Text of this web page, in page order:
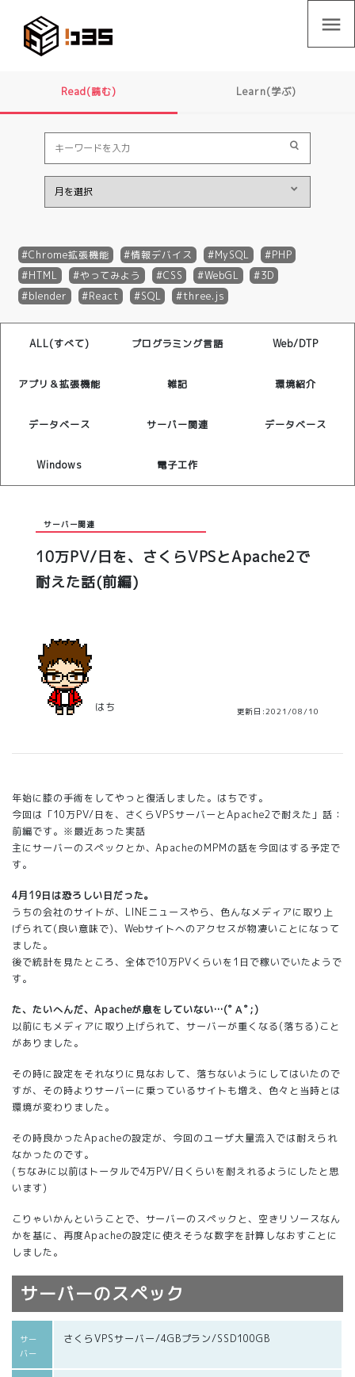
menu
Read(読む) Learn(学ぶ)
Chrome拡張機能 情報デバイス MySQL
PHP
HTML
やってみよう CSS WebGL
3D
blender
React SQL three.js
ALL(すべて) プログラミング言語 Web/DTP
アプリ＆拡張機能 雑記 環境紹介
データベース サーバー関連 データベース
Windows 電子工作
サーバー関連
10万PV/日を、さくらVPSとApache2で
耐えた話(前編)
はち 更新日:2021/08/10
年始に膝の手術をしてやっと復活しました。はちです。
今回は「10万PV/日を、さくらVPSサーバーとApache2で耐えた」話：
前編です。※最近あった実話
主にサーバーのスペックとか、ApacheのMPMの話を今回はする予定で
す。
4月19日は恐ろしい日だった。
うちの会社のサイトが、LINEニュースやら、色んなメディアに取り上
げられて(良い意味で)、Webサイトへのアクセスが物凄いことになって
ました。
後で統計を見たところ、全体で10万PVくらいを1日で稼いでいたようで
す。
た、たいへんだ、Apacheが息をしていない…(ﾟＡﾟ;)
以前にもメディアに取り上げられて、サーバーが重くなる(落ちる)こと
がありました。
その時に設定をそれなりに見なおして、落ちないようにしてはいたので
すが、その時よりサーバーに乗っているサイトも増え、色々と当時とは
環境が変わりました。
その時良かったApacheの設定が、今回のユーザ大量流入では耐えられ
なかったのです。
(ちなみに以前はトータルで4万PV/日くらいを耐えれるようにしたと思
います)
こりゃいかんということで、サーバーのスペックと、空きリソースなん
かを基に、再度Apacheの設定に使えそうな数字を計算しなおすことに
しました。
サーバーのスペック
サー
バー
さくらVPSサーバー/4GBプラン/SSD100GB